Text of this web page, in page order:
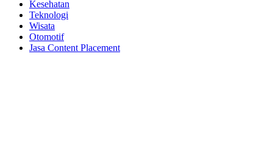
Kesehatan
Teknologi
Wisata
Otomotif
Jasa Content Placement